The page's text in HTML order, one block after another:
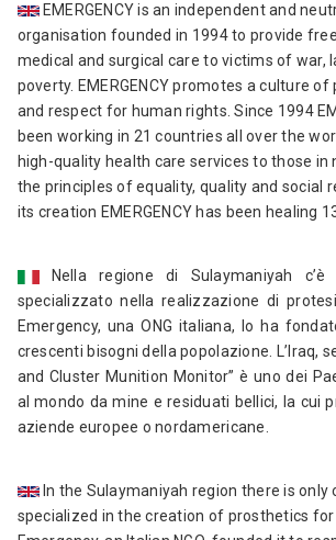
EMERGENCY is an independent and
organisation founded in 1994 to provide
medical and surgical care to victims of war,
poverty. EMERGENCY promotes a culture
and respect for human rights. Since 1994
been working in 21 countries all over the
high-quality health care services to those in
the principles of equality, quality and social
its creation EMERGENCY has been healing
Nella regione di Sulaymaniyah c’è
specializzato nella realizzazione di
Emergency, una ONG italiana, lo ha
crescenti bisogni della popolazione. L’Iraq,
and Cluster Munition Monitor” è uno dei
al mondo da mine e residuati bellici, la cui
aziende europee o nordamericane.
In the Sulaymaniyah region there is only
specialized in the creation of prosthetics for